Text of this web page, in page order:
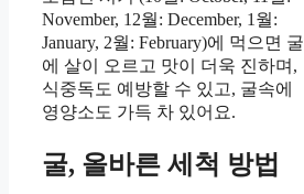
November, 12월: December, 1월:
January, 2월: February)에 먹으면 굴
에 살이 오르고 맛이 더욱 진하며,
식중독도 예방할 수 있고, 굴속에
영양소도 가득 차 있어요.
굴, 올바른 세척 방법